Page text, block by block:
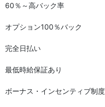
ノルマなし
主婦歓迎
60％～高バック率
オプション100％バック
完全日払い
最低時給保証あり
ボーナス・インセンティブ制